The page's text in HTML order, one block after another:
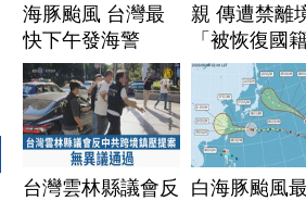
海豚颱風 台灣最
快下午發海警
親 傳遭禁離
「被恢復國籍
台灣雲林縣議會反
白海豚颱風